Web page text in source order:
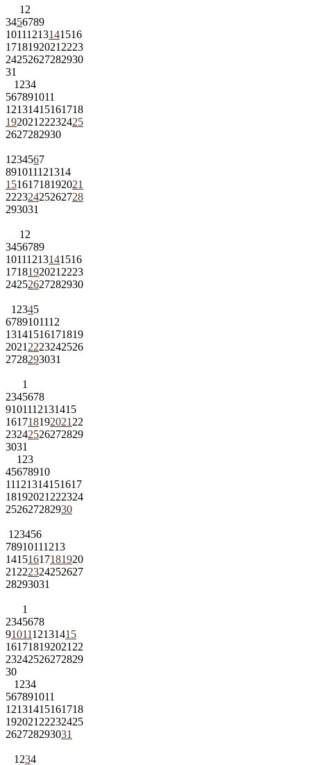
1 2
3456789
10111213141516
1718192021 2223
24252627282930
31
1 234
567891011
12131415161718
192021 22232425
2627282930
1 234567
891011121314
15161718192021
22232425262728
293031
1 2
3456789
10111213141516
1718192021 2223
24252627282930
1 2345
6789101112
13141516171819
2021 2223242526
2728293031
1
2345678
9101112131415
161718192021 22
23242526272829
3031
1 23
45678910
11121314151617
18192021 222324
252627282930
1 23456
78910111213
14151617181920
21 222324252627
28293031
1
2345678
9101112131415
161718192021 22
23242526272829
30
1 234
567891011
12131415161718
192021 22232425
262728293031
1 234